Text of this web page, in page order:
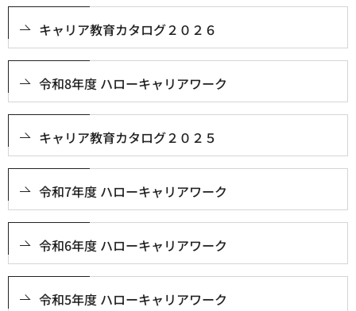
キャリア教育カタログ２０２６
令和8年度 ハローキャリアワーク
キャリア教育カタログ２０２５
令和7年度 ハローキャリアワーク
令和6年度 ハローキャリアワーク
令和5年度 ハローキャリアワーク